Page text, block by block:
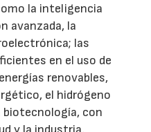
la inteligencia
avanzada, la
las
en el uso de
renovables,
el hidrógeno
biotecnología, con